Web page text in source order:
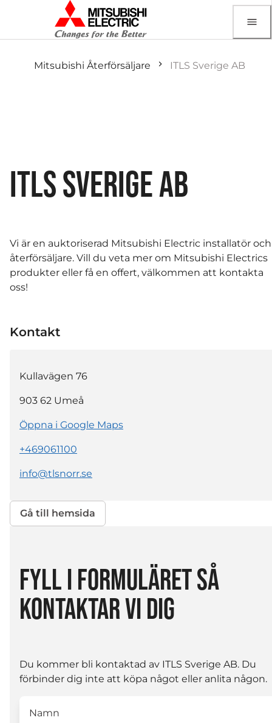
Mitsubishi Återförsäljare ITLS Sverige AB
ITLS SVERIGE AB
Vi är en auktoriserad Mitsubishi Electric installatör och
återförsäljare. Vill du veta mer om Mitsubishi Electrics
produkter eller få en offert, välkommen att kontakta
oss!
Kontakt
Kullavägen 76
903 62 Umeå
Öppna i Google Maps
+469061100
info@tlsnorr.se
Gå till hemsida
FYLL I FORMULÄRET SÅ
KONTAKTAR VI DIG
Du kommer bli kontaktad av ITLS Sverige AB. Du
förbinder dig inte att köpa något eller anlita någon.
Namn